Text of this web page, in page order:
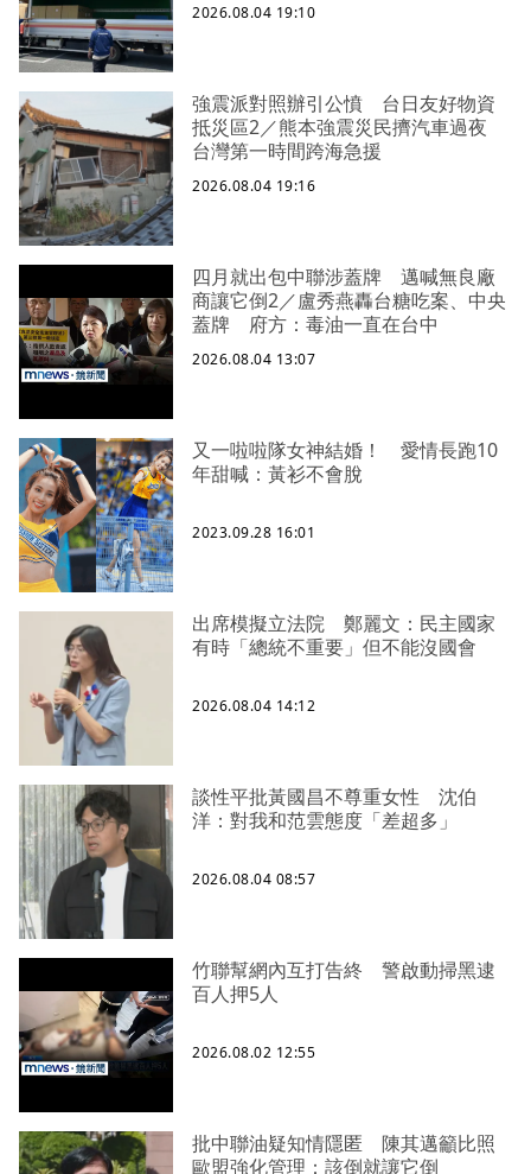
2026.08.04 19:10
強震派對照辦引公憤 台日友好物資
抵災區2／熊本強震災民擠汽車過夜
台灣第一時間跨海急援
2026.08.04 19:16
四月就出包中聯涉蓋牌 邁喊無良廠
商讓它倒2／盧秀燕轟台糖吃案、中央
蓋牌 府方：毒油一直在台中
2026.08.04 13:07
又一啦啦隊女神結婚！ 愛情長跑10
年甜喊：黃衫不會脫
2023.09.28 16:01
出席模擬立法院 鄭麗文：民主國家
有時「總統不重要」但不能沒國會
2026.08.04 14:12
談性平批黃國昌不尊重女性 沈伯
洋：對我和范雲態度「差超多」
2026.08.04 08:57
竹聯幫網內互打告終 警啟動掃黑逮
百人押5人
2026.08.02 12:55
批中聯油疑知情隱匿 陳其邁籲比照
歐盟強化管理：該倒就讓它倒